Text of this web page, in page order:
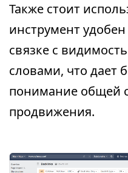
Также стоит
инструмент
связке с
словами, что дает
понимание общей
продвижения.